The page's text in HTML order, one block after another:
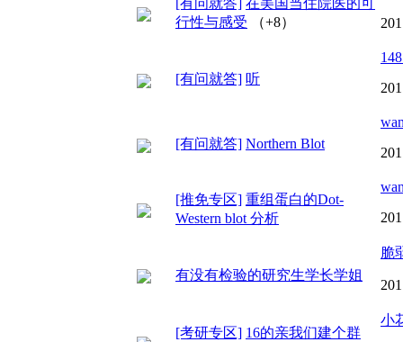
[有问就答] 在美国当住院医的可
行性与感受
（+8）
[有问就答] 听
[有问就答] Northern Blot
[推免专区] 重组蛋白的Dot-
Western blot 分析
有没有检验的研究生学长学姐
脆
[考研专区] 16的亲我们建个群
小